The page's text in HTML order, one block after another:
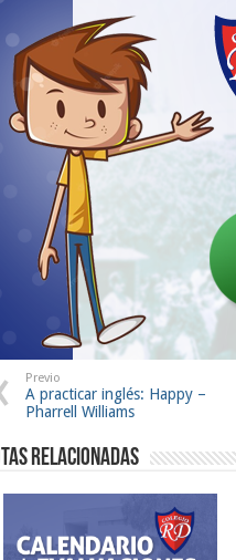
Previo
A practicar inglés: Happy –
Pharrell Williams
Relacionadas